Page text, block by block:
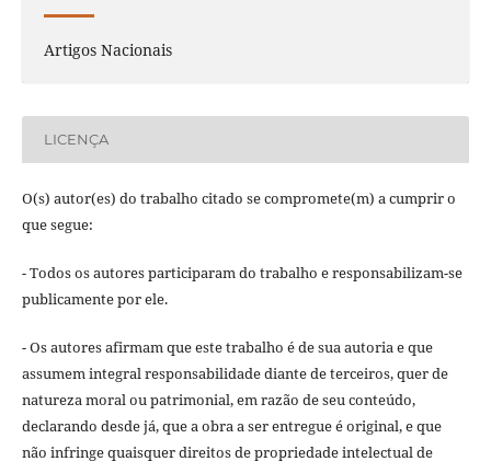
Artigos Nacionais
LICENÇA
O(s) autor(es) do trabalho citado se compromete(m) a cumprir o
que segue:
- Todos os autores participaram do trabalho e responsabilizam-se
publicamente por ele.
- Os autores afirmam que este trabalho é de sua autoria e que
assumem integral responsabilidade diante de terceiros, quer de
natureza moral ou patrimonial, em razão de seu conteúdo,
declarando desde já, que a obra a ser entregue é original, e que
não infringe quaisquer direitos de propriedade intelectual de